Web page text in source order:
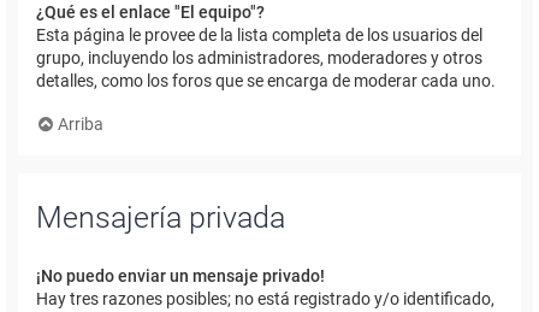
¿Qué es el enlace "El equipo"?
Esta página le provee de la lista completa de los usuarios del
grupo, incluyendo los administradores, moderadores y otros
detalles, como los foros que se encarga de moderar cada uno.
Arriba
Mensajería privada
¡No puedo enviar un mensaje privado!
Hay tres razones posibles; no está registrado y/o identificado,